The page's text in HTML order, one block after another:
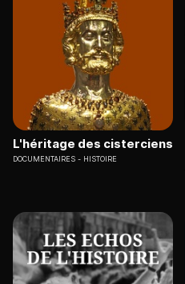
L'héritage des cisterciens
DOCUMENTAIRES HISTOIRE